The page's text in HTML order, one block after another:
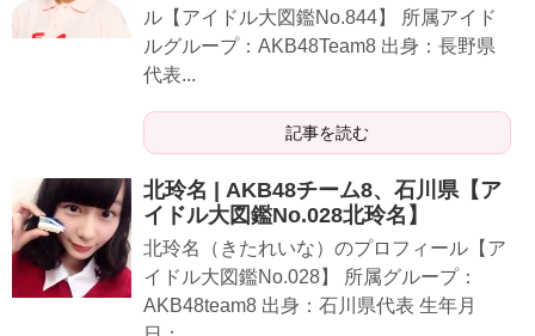
ル【アイドル大図鑑No.844】 所属アイド
ルグループ：AKB48Team8 出身：長野県
代表...
記事を読む
北玲名 | AKB48チーム8、石川県【ア
イドル大図鑑No.028北玲名】
北玲名（きたれいな）のプロフィール【ア
イドル大図鑑No.028】 所属グループ：
AKB48team8 出身：石川県代表 生年月